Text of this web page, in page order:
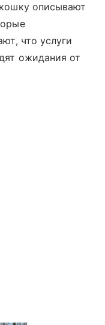
описывают
что услуги
ожидания от